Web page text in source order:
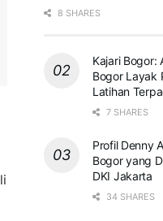
8 SHARES
Kajari Bogor:
Bogor Layak
Latihan
7 SHARES
Profil Denny
Bogor yang
DKI Jakarta
34 SHARES